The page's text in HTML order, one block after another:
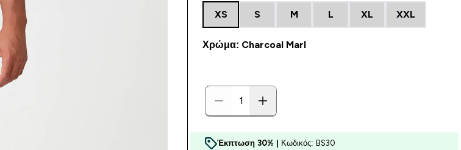
XS S M L XL XXL
Χρώμα: Charcoal Marl
Έκπτωση 30% | Κωδικός: BS30